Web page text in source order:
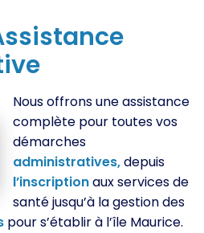
Nous offrons une assistance
complète pour toutes vos
démarches
administratives,depuis
l’inscriptionaux services de
santé jusqu’à la gestion des
pour s’établir à l’île Maurice.